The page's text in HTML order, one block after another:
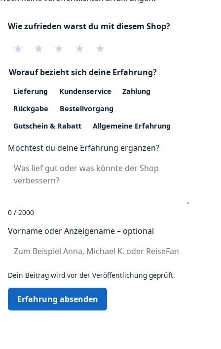
Wie zufrieden warst du mit diesem Shop?
★ ★ ★ ★ ★
Worauf bezieht sich deine Erfahrung?
Lieferung Kundenservice
Zahlung
Rückgabe
Bestellvorgang
Gutschein & Rabatt
Allgemeine Erfahrung
Möchtest du deine Erfahrung ergänzen?
0 / 2000
Vorname oder Anzeigename – optional
Dein Beitrag wird vor der Veröffentlichung geprüft.
Erfahrung absenden